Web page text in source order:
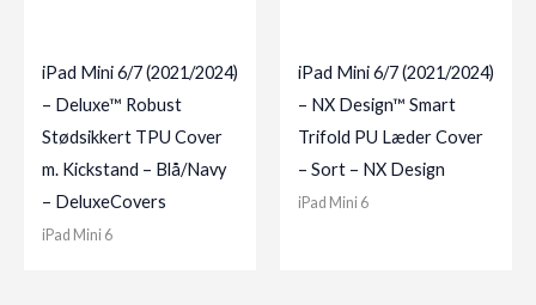
iPad Mini 6/7 (2021/2024)
– Deluxe™ Robust
Stødsikkert TPU Cover
m. Kickstand – Blå/Navy
– DeluxeCovers
iPad Mini 6
iPad Mini 6/7 (2021/2024)
– NX Design™ Smart
Trifold PU Læder Cover
– Sort – NX Design
iPad Mini 6